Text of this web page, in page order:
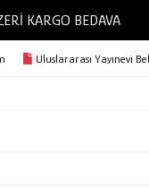
KARGO BEDAVA
Uluslararası Yayınevi